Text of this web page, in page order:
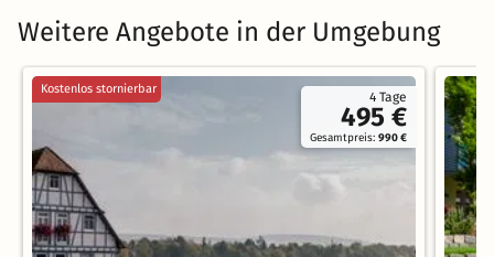
Weitere Angebote in der Umgebung
4 Tage
495 €
Gesamtpreis:990 €
Kostenlos stornierbar